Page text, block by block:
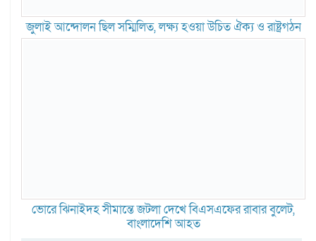
জুলাই আন্দোলন ছিল সম্মিলিত, লক্ষ্য হওয়া উচিত ঐক্য ও রাষ্ট্রগঠন
ভোরে ঝিনাইদহ সীমান্তে জটলা দেখে বিএসএফের রাবার বুলেট,
বাংলাদেশি আহত